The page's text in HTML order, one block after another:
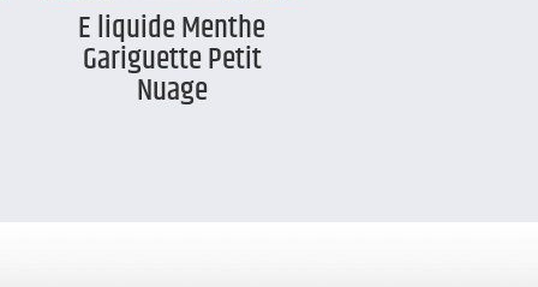
E liquide Menthe
Gariguette Petit
Nuage